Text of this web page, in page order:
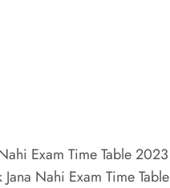
Exam Time Table 2023
Nahi Exam Time